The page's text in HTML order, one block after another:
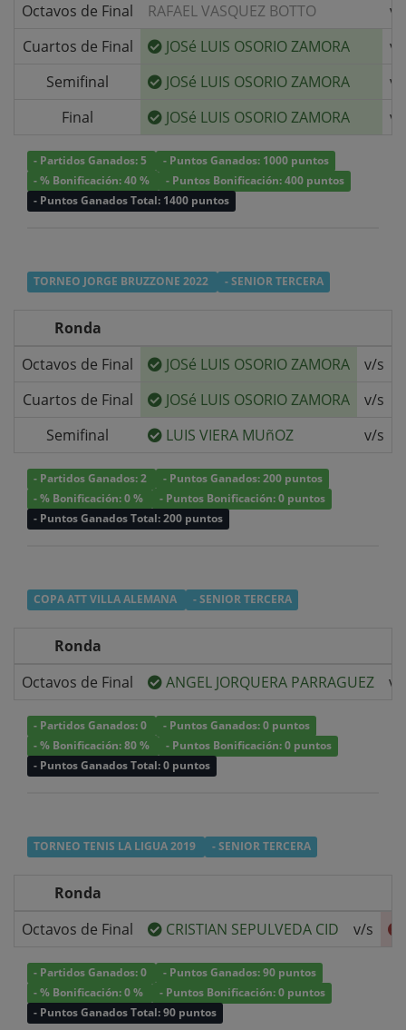
Octavos de Final
RAFAEL VASQUEZ BOTTO
v/
Cuartos de Final
JOSé LUIS OSORIO ZAMORA
v/
Semifinal
JOSé LUIS OSORIO ZAMORA
v/
Final
JOSé LUIS OSORIO ZAMORA v/
- Partidos Ganados: 5
- Puntos Ganados: 1000 puntos
- % Bonificación: 40 %
- Puntos Bonificación: 400 puntos
- Puntos Ganados Total: 1400 puntos
TORNEO JORGE BRUZZONE 2022 - SENIOR TERCERA
Ronda
Octavos de Final
JOSé LUIS OSORIO ZAMORA v/s
Cuartos de Final
JOSé LUIS OSORIO ZAMORA v/s
Semifinal
LUIS VIERA MUñOZ v/s
- Partidos Ganados: 2
- Puntos Ganados: 200 puntos
- % Bonificación: 0 %
- Puntos Bonificación: 0 puntos
- Puntos Ganados Total: 200 puntos
COPA ATT VILLA ALEMANA - SENIOR TERCERA
Ronda
Octavos de Final
ANGEL JORQUERA PARRAGUEZ v/
- Partidos Ganados: 0
- Puntos Ganados: 0 puntos
- % Bonificación: 80 %
- Puntos Bonificación: 0 puntos
- Puntos Ganados Total: 0 puntos
TORNEO TENIS LA LIGUA 2019 - SENIOR TERCERA
Ronda
Octavos de Final
CRISTIAN SEPULVEDA CID v/s
- Partidos Ganados: 0
- Puntos Ganados: 90 puntos
- % Bonificación: 0 %
- Puntos Bonificación: 0 puntos
- Puntos Ganados Total: 90 puntos